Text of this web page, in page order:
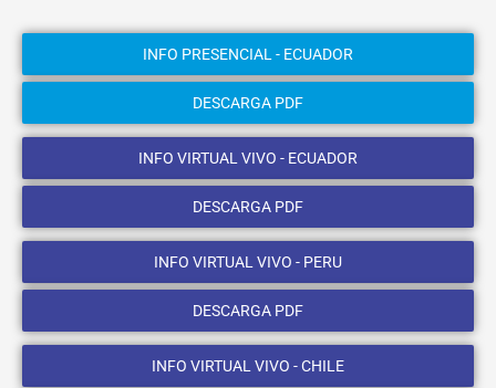
INFO PRESENCIAL - ECUADOR
DESCARGA PDF
INFO VIRTUAL VIVO - ECUADOR
DESCARGA PDF
INFO VIRTUAL VIVO - PERU
DESCARGA PDF
INFO VIRTUAL VIVO - CHILE